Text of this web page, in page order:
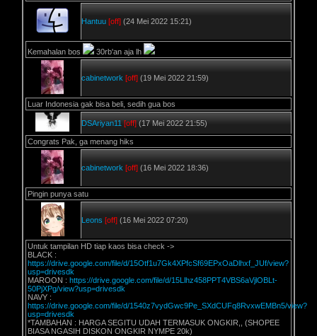
Hantuu [off] (24 Mei 2022 15:21)
Kemahalan bos 30rb'an aja lh
cabinetwork [off] (19 Mei 2022 21:59)
Luar Indonesia gak bisa beli, sedih gua bos
DSAriyan11 [off] (17 Mei 2022 21:55)
Congrats Pak, ga menang hiks
cabinetwork [off] (16 Mei 2022 18:36)
Pingin punya satu
Leons [off] (16 Mei 2022 07:20)
Untuk tampilan HD tiap kaos bisa check ->
BLACK :
https://drive.google.com/file/d/15Otf1u7Gk4XPfcSf69EPxOaDlhxf_JUf/view?
usp=drivesdk
MAROON : https://drive.google.com/file/d/15Llhz458PPT4VBS6aVjlOBLt-
50PjXPg/view?usp=drivesdk
NAVY :
https://drive.google.com/file/d/1540z7vydGwc9Pe_SXdCUFq8RvxwEMBn5/view?
usp=drivesdk
*TAMBAHAN : HARGA SEGITU UDAH TERMASUK ONGKIR,, (SHOPEE
BIASA NGASIH DISKON ONGKIR NYMPE 20k)